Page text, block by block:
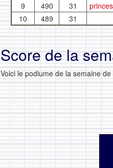
9
490 31
10
489 31
Score de la
Voici le podiume de la semaine